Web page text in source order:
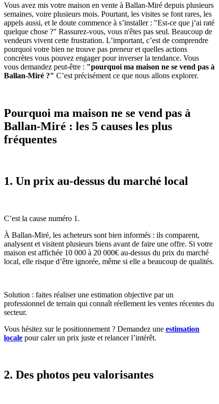
Vous avez mis votre maison en vente à Ballan-Miré depuis plusieurs
semaines, voire plusieurs mois. Pourtant, les visites se font rares, les
appels aussi, et le doute commence à s’installer : "Est-ce que j’ai raté
quelque chose ?" Rassurez-vous, vous n'êtes pas seul. Beaucoup de
vendeurs vivent cette frustration. L’important, c’est de comprendre
pourquoi votre bien ne trouve pas preneur et quelles actions
concrètes vous pouvez engager pour inverser la tendance. Vous
vous demandez peut-être : "pourquoi ma maison ne se vend pas à
Ballan-Miré ?" C’est précisément ce que nous allons explorer.
Pourquoi ma maison ne se vend pas à
Ballan-Miré : les 5 causes les plus
fréquentes
1. Un prix au-dessus du marché local
C’est la cause numéro 1.
À Ballan-Miré, les acheteurs sont bien informés : ils comparent,
analysent et visitent plusieurs biens avant de faire une offre. Si votre
maison est affichée 10 000 à 20 000€ au-dessus du prix du marché
local, elle risque d’être ignorée, même si elle a beaucoup de qualités.
Solution : faites réaliser une estimation objective par un
professionnel de terrain qui connaît réellement les ventes récentes du
secteur.
Vous hésitez sur le positionnement ? Demandez une estimation
locale pour caler un prix juste et relancer l’intérêt.
2. Des photos peu valorisantes